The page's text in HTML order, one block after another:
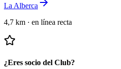
La Alberca
4,7 km · en línea recta
¿Eres socio del Club?